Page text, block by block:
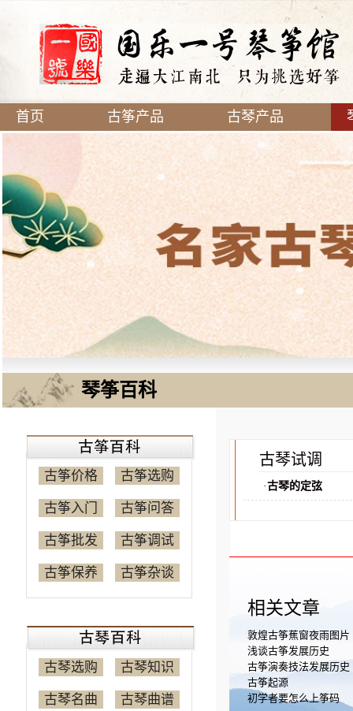
首页 古筝产品 古琴产品
琴筝百科
古筝价格 古筝选购
古筝入门 古筝问答
古筝批发 古筝调试
古筝保养 古筝杂谈
古琴选购 古琴知识
古琴名曲 古琴曲谱
古琴试调
·古琴的定弦
相关文章
敦煌古筝蕉窗夜雨图片
浅谈古筝发展历史
古筝演奏技法发展历史
古筝起源
初学者要怎么上筝码